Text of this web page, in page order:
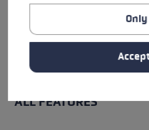
and hood with
ALL FEATURES